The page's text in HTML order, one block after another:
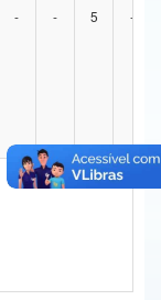
- - 5 -